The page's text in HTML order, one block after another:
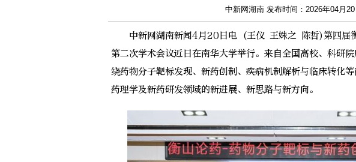
中新网湖南 发布时间：2026年04月
中新网湖南新闻4月20日电 (王仪 王姝之 陈哲)第四届衡
第二次学术会议近日在南华大学举行。来自全国高校、科研
绕药物分子靶标发现、新药创制、疾病机制解析与临床转化
药理学及新药研发领域的新进展、新思路与新方向。